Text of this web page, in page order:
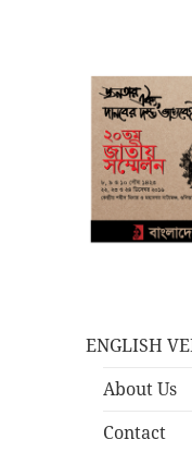
ENGLISH
About Us
Contact